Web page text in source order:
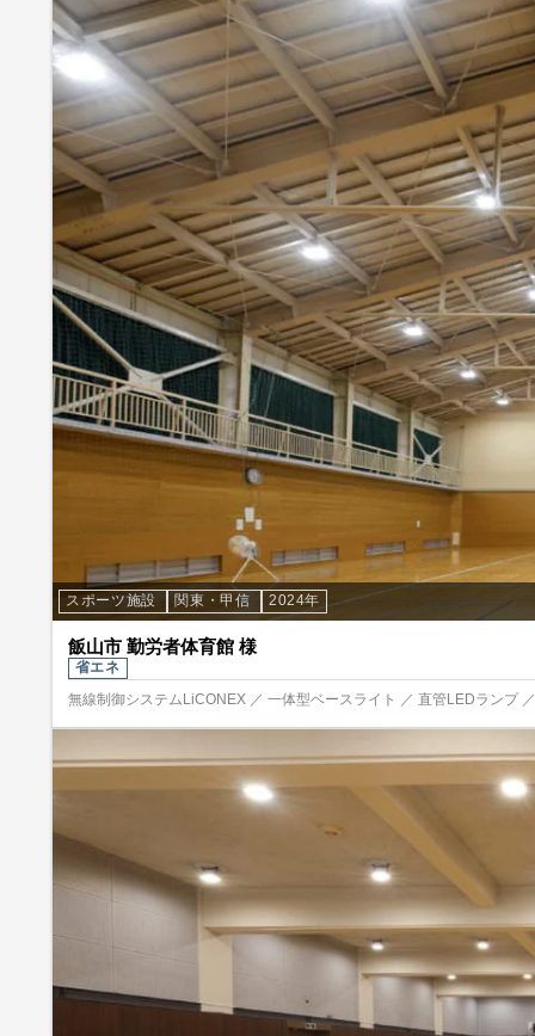
スポーツ施設 関東・甲信 2024年
飯山市 勤労者体育館 様
省エネ
無線制御システムLiCONEX ／ 一体型ベースライト ／ 直管LEDランプ